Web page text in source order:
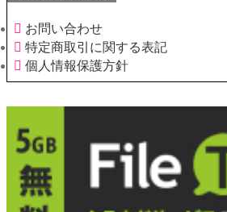
お問い合わせ
特定商取引に関する表記
個人情報保護方針